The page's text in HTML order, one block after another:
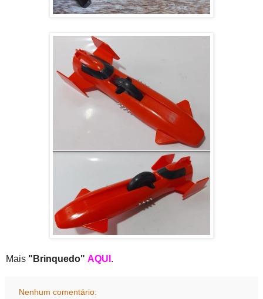
Mais "Brinquedo" AQUI .
Nenhum comentário: